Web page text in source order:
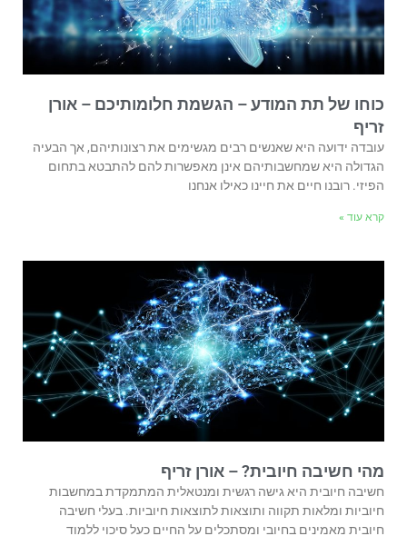
כוחו של תת המודע – הגשמת חלומותיכם – אורן
זריף
עובדה ידועה היא שאנשים רבים מגשימים את רצונותיהם, אך הבעיה
הגדולה היא שמחשבותיהם אינן מאפשרות להם להתבטא בתחום
הפיזי. רובנו חיים את חיינו כאילו אנחנו
קרא עוד »
מהי חשיבה חיובית? – אורן זריף
חשיבה חיובית היא גישה רגשית ומנטאלית המתמקדת במחשבות
חיוביות ומלאות תקווה ותוצאות לתוצאות חיוביות. בעלי חשיבה
חיובית מאמינים בחיובי ומסתכלים על החיים כעל סיכוי ללמוד